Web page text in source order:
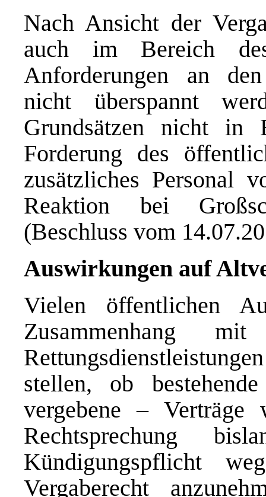
Nach Ansicht der
auch im Bereich des
Anforderungen an
nicht überspannt
Grundsätzen nicht
Forderung des
zusätzliches Personal
Reaktion bei
(Beschluss vom
Auswirkungen auf
Vielen öffentlichen
Zusammenhang
stellen, ob
vergebene –
Rechtsprechung
Kündigungspflicht
Vergaberecht